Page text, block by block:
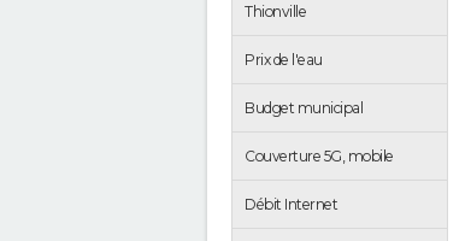
Thionville
Prix de l'eau
Budget municipal
Couverture 5G, mobile
Débit Internet